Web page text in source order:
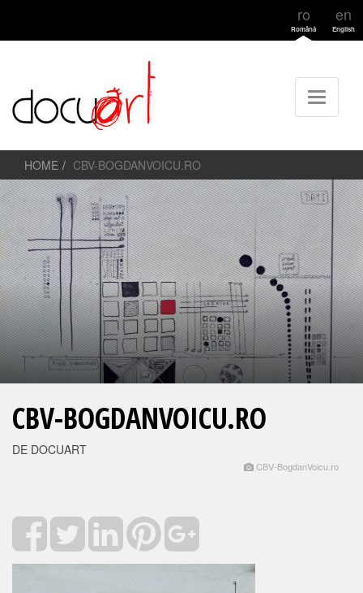
ro
Română
en
English
HOME CBV-BOGDANVOICU.RO
CBV-BOGDANVOICU.RO
DE DOCUART
CBV-BogdanVoicu.ro